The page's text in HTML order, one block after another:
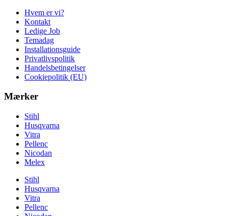
Hvem er vi?
Kontakt
Ledige Job
Temadag
Installationsguide
Privatlivspolitik
Handelsbetingelser
Cookiepolitik (EU)
Mærker
Stihl
Husqvarna
Vitra
Pellenc
Nicodan
Melex
Stihl
Husqvarna
Vitra
Pellenc